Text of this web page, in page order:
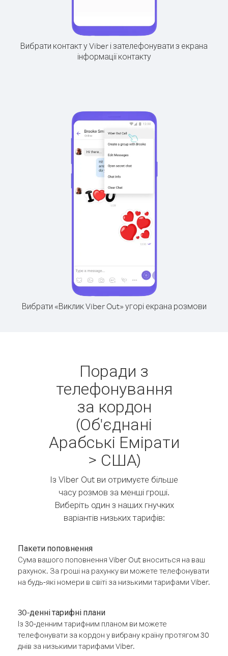
Вибрати контакт у Viber і зателефонувати з екрана
інформації контакту
Вибрати «Виклик Viber Out» угорі екрана розмови
Поради з
телефонування
за кордон
(Об'єднані
Арабські Емірати
> США)
Із Viber Out ви отримуєте більше
часу розмов за менші гроші.
Виберіть один з наших гнучких
варіантів низьких тарифів:
Пакети поповнення
Сума вашого поповнення Viber Out вноситься на ваш
рахунок. За гроші на рахунку ви можете телефонувати
на будь-які номери в світі за низькими тарифами Viber.
30-денні тарифні плани
Із 30-денним тарифним планом ви можете
телефонувати за кордон у вибрану країну протягом 30
днів за низькими тарифами Viber.